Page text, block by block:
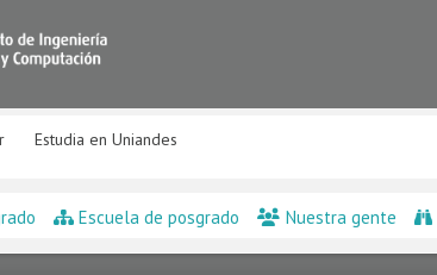
Estudia en Uniandes
Escuela de posgrado Nuestra gente